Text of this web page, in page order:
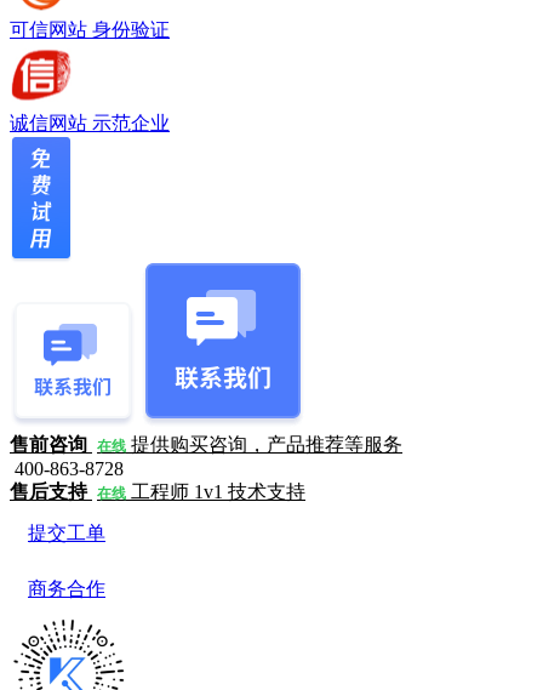
可信网站 身份验证
诚信网站 示范企业
售前咨询 在线 提供购买咨询，产品推荐等服务
400-863-8728
售后支持 在线 工程师 1v1 技术支持
提交工单
商务合作